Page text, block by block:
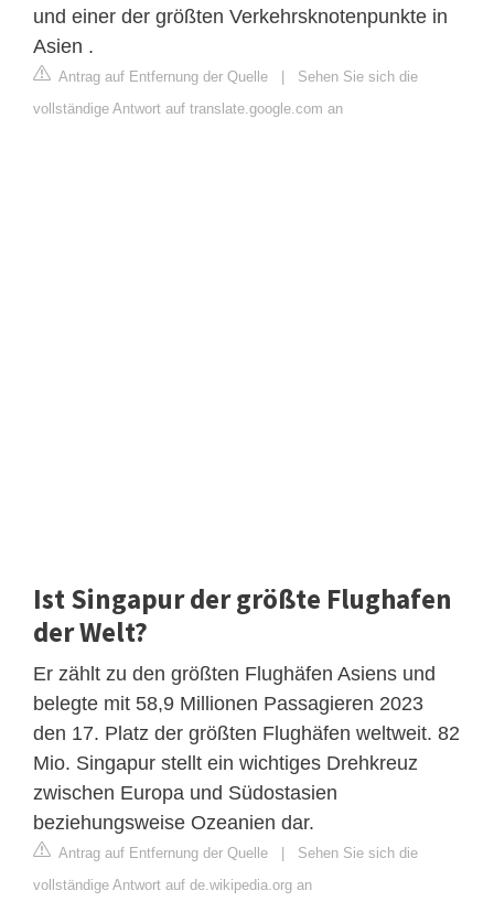
und einer der größten Verkehrsknotenpunkte in
Asien .
Antrag auf Entfernung der Quelle
Sehen Sie sich die
vollständige Antwort auf translate.google.com an
Ist Singapur der größte Flughafen
der Welt?
Er zählt zu den größten Flughäfen Asiens und
belegte mit 58,9 Millionen Passagieren 2023
den 17. Platz der größten Flughäfen weltweit. 82
Mio. Singapur stellt ein wichtiges Drehkreuz
zwischen Europa und Südostasien
beziehungsweise Ozeanien dar.
Antrag auf Entfernung der Quelle
Sehen Sie sich die
vollständige Antwort auf de.wikipedia.org an